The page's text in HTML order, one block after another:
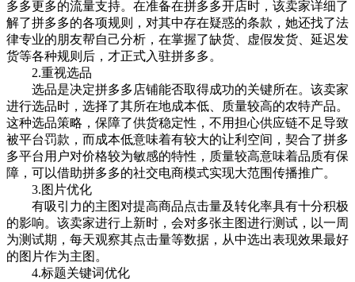
多多更多的流量支持。在准备在拼多多开店时，该卖家详细了
解了拼多多的各项规则，对其中存在疑惑的条款，她还找了法
律专业的朋友帮自己分析，在掌握了缺货、虚假发货、延迟发
货等各种规则后，才正式入驻拼多多。
2.重视选品
选品是决定拼多多店铺能否取得成功的关键所在。该卖家
进行选品时，选择了其所在地成本低、质量较高的农特产品。
这种选品策略，保障了供货稳定性，不用担心供应链不足导致
被平台罚款，而成本低意味着有较大的让利空间，契合了拼多
多平台用户对价格较为敏感的特性，质量较高意味着品质有保
障，可以借助拼多多的社交电商模式实现大范围传播推广。
3.图片优化
有吸引力的主图对提高商品点击量及转化率具有十分积极
的影响。该卖家进行上新时，会对多张主图进行测试，以一周
为测试期，每天观察其点击量等数据，从中选出表现效果最好
的图片作为主图。
4.标题关键词优化